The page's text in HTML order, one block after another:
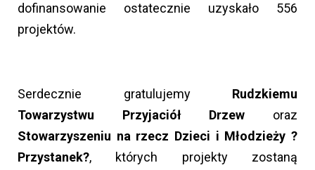
dofinansowanie ostatecznie uzyskało 556
projektów.
Serdecznie gratulujemy Rudzkiemu
Towarzystwu Przyjaciół Drzew oraz
Stowarzyszeniu na rzecz Dzieci i Młodzieży ?
Przystanek?, których projekty zostaną